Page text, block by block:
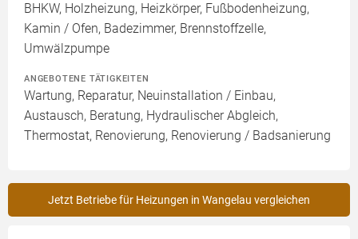
BHKW, Holzheizung, Heizkörper, Fußbodenheizung,
Kamin / Ofen, Badezimmer, Brennstoffzelle,
Umwälzpumpe
ANGEBOTENE TÄTIGKEITEN
Wartung, Reparatur, Neuinstallation / Einbau,
Austausch, Beratung, Hydraulischer Abgleich,
Thermostat, Renovierung, Renovierung / Badsanierung
Jetzt Betriebe für Heizungen in Wangelau vergleichen